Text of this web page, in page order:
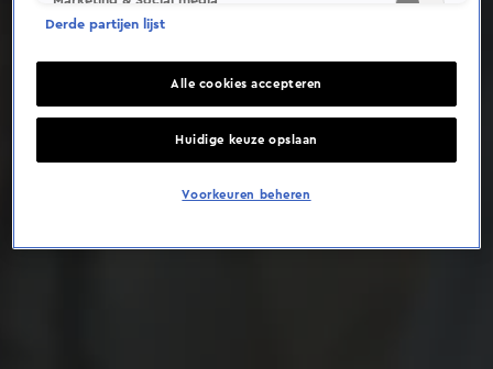
Derde partijen lijst
Alle cookies accepteren
Huidige keuze opslaan
Voorkeuren beheren